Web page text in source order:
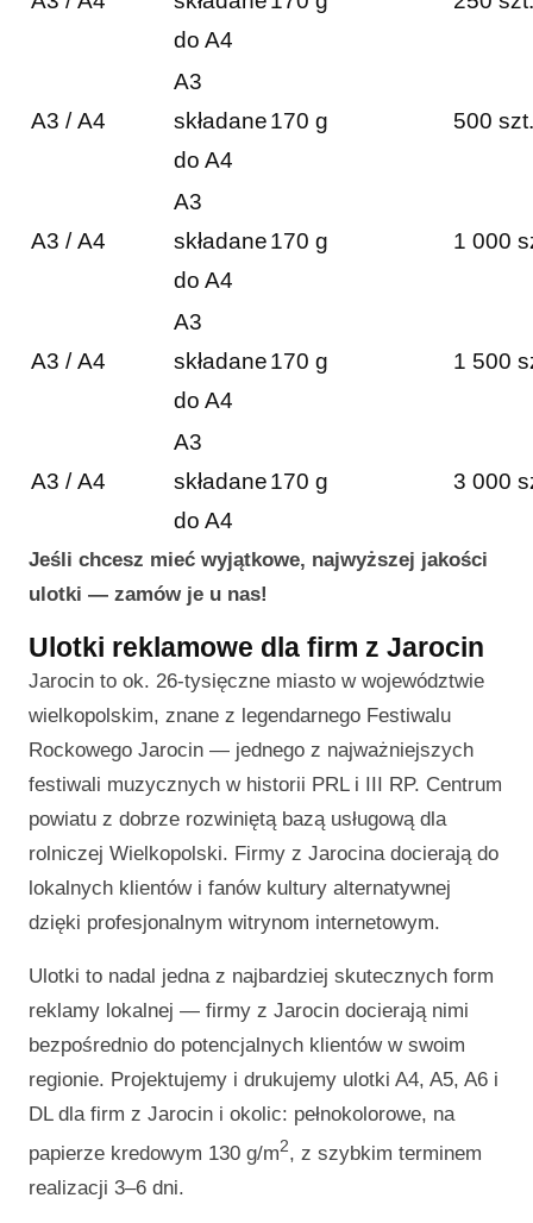
do A4
A3 / A4
A3
składane
do A4
170 g 500 szt.
A3 / A4
A3
składane
do A4
170 g 1 000
A3 / A4
A3
składane
do A4
170 g 1 500
A3 / A4
A3
składane
do A4
170 g 3 000
Jeśli chcesz mieć wyjątkowe, najwyższej jakości
ulotki — zamów je u nas!
Ulotki reklamowe dla firm z Jarocin
Jarocin to ok. 26-tysięczne miasto w województwie
wielkopolskim, znane z legendarnego Festiwalu
Rockowego Jarocin — jednego z najważniejszych
festiwali muzycznych w historii PRL i III RP. Centrum
powiatu z dobrze rozwiniętą bazą usługową dla
rolniczej Wielkopolski. Firmy z Jarocina docierają do
lokalnych klientów i fanów kultury alternatywnej
dzięki profesjonalnym witrynom internetowym.
Ulotki to nadal jedna z najbardziej skutecznych form
reklamy lokalnej — firmy z Jarocin docierają nimi
bezpośrednio do potencjalnych klientów w swoim
regionie. Projektujemy i drukujemy ulotki A4, A5, A6 i
DL dla firm z Jarocin i okolic: pełnokolorowe, na
papierze kredowym 130 g/m2, z szybkim terminem
realizacji 3–6 dni.